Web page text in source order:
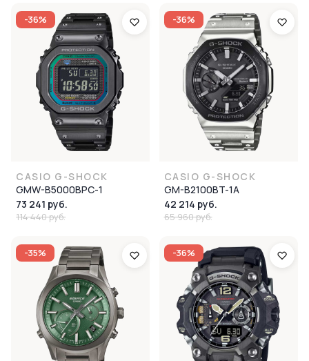
-36%
CASIO G-SHOCK
GMW-B5000BPC-1
73 241 руб.
114 440 руб.
-36%
CASIO G-SHOCK
GM-B2100BT-1A
42 214 руб.
65 960 руб.
-35% -36%